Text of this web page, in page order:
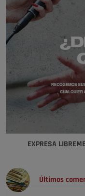
EXPRESA
Últimos